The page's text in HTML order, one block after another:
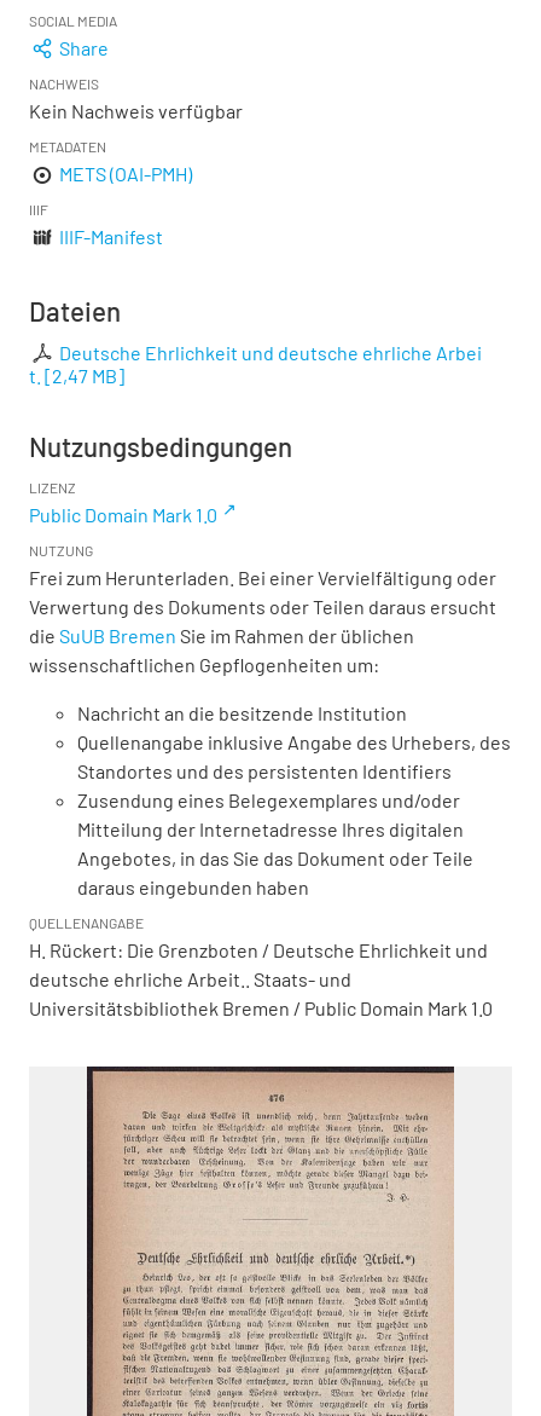
SOCIAL MEDIA
Share
NACHWEIS
Kein Nachweis verfügbar
METADATEN
METS (OAI-PMH)
IIIF
IIIF-Manifest
Dateien
Deutsche Ehrlichkeit und deutsche ehrliche Arbei
t. [2,47 MB]
Nutzungsbedingungen
LIZENZ
Public Domain Mark 1.0
NUTZUNG
Frei zum Herunterladen. Bei einer Vervielfältigung oder
Verwertung des Dokuments oder Teilen daraus ersucht
die SuUB Bremen Sie im Rahmen der üblichen
wissenschaftlichen Gepflogenheiten um:
Nachricht an die besitzende Institution
Quellenangabe inklusive Angabe des Urhebers, des
Standortes und des persistenten Identifiers
Zusendung eines Belegexemplares und/oder
Mitteilung der Internetadresse Ihres digitalen
Angebotes, in das Sie das Dokument oder Teile
daraus eingebunden haben
QUELLENANGABE
H. Rückert: Die Grenzboten / Deutsche Ehrlichkeit und
deutsche ehrliche Arbeit.. Staats- und
Universitätsbibliothek Bremen / Public Domain Mark 1.0